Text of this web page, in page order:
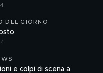
DEL GIORNO
e colpi di scena a